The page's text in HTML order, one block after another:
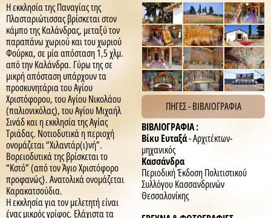
Η εκκλησία της Παναγίας της
Πλασταριώτισσας βρίσκεται στον
κάμπο της Καλάνδρας, μεταξύ τον
παραπάνω χωριού και του χωριού
Φούρκα, σε μία απόσταση 1,5 χλμ.
από την Καλάνδρα. Γύρω της σε
μικρή απόσταση υπάρχουν τα
προσκυνητάρια του Αγίου
Χριστόφορου, του Αγίου Νικολάου
(παλιονικόλας), του Αγίου Μιχαήλ
Σινάδ και η εκκλησία της Αγίας
Τριάδας. Νοτιοδυτικά η περιοχή
ονομάζεται “Xιλαντάρ(ι)νή”.
Βορειοδυτικά της βρίσκεται το
“Κστό” (από τον Άγιο Χριστόφορο
προφανώς}. Ανατολικά ονομάζεται
Καρακατσούδια.
Η εκκλησία για τον μελετητή είναι
ένας μικρός γρίφος. Ελάχιστα τα
ΠΗΓΕΣ - ΒΙΒΛΙΟΓΡΑΦΙΑ
ΒΙΒΛΙΟΓΡΑΦΙΑ :
Bίκυ Ευταξά- Αρχιτέκτων-
μηχανικός
Kασσάνδρα
Περιοδική Έκδοση Πολιτιστικού
Συλλόγου Κασσανδρινών
Θεσσαλονίκης